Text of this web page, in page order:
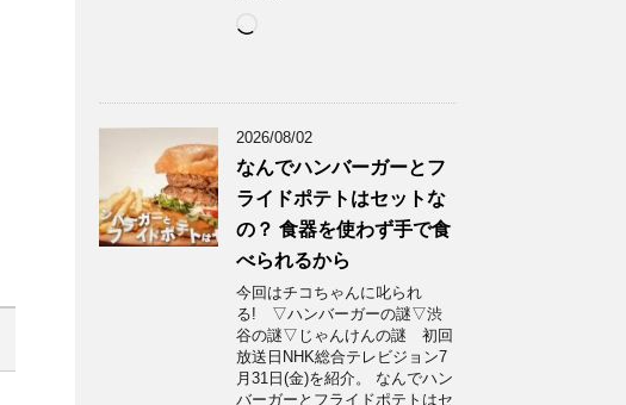
み
2026/08/02
なんでハンバーガーとフ
ライドポテトはセットな
の？ 食器を使わず手で食
べられるから
今回はチコちゃんに叱られ
る! ▽ハンバーガーの謎▽渋
谷の謎▽じゃんけんの謎 初回
放送日NHK総合テレビジョン7
月31日(金)を紹介。 なんでハン
バーガーとフライドポテトはセ